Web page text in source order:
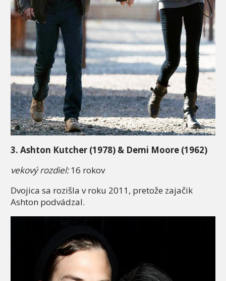
3. Ashton Kutcher (1978) & Demi Moore (1962)
vekový rozdiel:16 rokov
Dvojica sa rozišla v roku 2011, pretože zajačik
Ashton podvádzal.